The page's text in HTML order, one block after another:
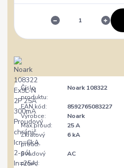
Číslo
produktu:
Noark 108322
EAN kód:
8592765083227
Výrobce:
Noark
Max.proud:
25 A
Zkratový
proud:
6 kA
Svodový
proud:
AC